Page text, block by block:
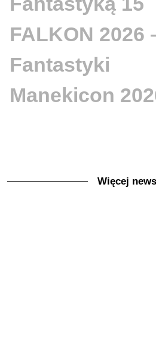
FALKON 2026
Fantastyki
Manekicon
Więcej